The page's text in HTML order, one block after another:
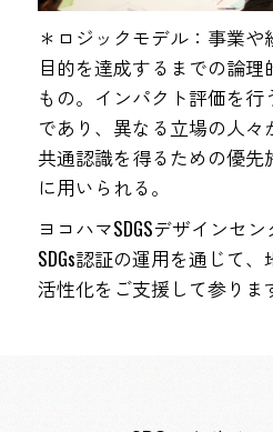
＊ロジックモデル：事業
目的を達成するまでの論
もの。インパクト評価を
であり、異なる立場の人
共通認識を得るための優先
に用いられる。
ヨコハマSDGSデザインセ
SDGs認証の運用を通じて
活性化をご支援して参りま